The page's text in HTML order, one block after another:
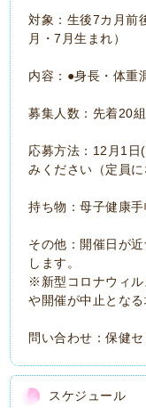
対象：生後7カ月前
月・7月生まれ）
内容：●身長・体
募集人数：先着20組
応募方法：12月1日
みください（定員に
持ち物：母子健康
その他：開催日が
します。
※新型コロナウィル
や開催が中止となる
問い合わせ：保健
スケジュール